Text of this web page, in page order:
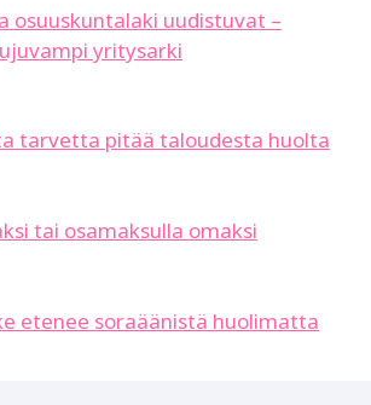
osuuskuntalaki uudistuvat –
yritysarki
tarvetta pitää taloudesta huolta
tai osamaksulla omaksi
etenee soraäänistä huolimatta